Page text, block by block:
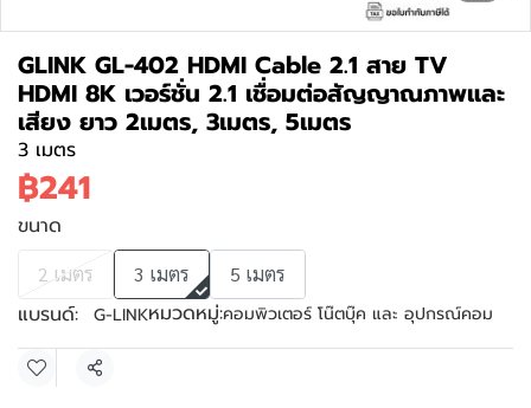
GLINK GL-402 HDMI Cable 2.1 สาย TV
HDMI 8K เวอร์ชั่น 2.1 เชื่อมต่อสัญญาณภาพและ
เสียง ยาว 2เมตร, 3เมตร, 5เมตร
3 เมตร
฿241
ขนาด
2 เมตร 3 เมตร 5 เมตร
แบรนด์: G-LINKหมวดหมู่:คอมพิวเตอร์ โน๊ตบุ๊ค และ อุปกรณ์คอม
แชร์